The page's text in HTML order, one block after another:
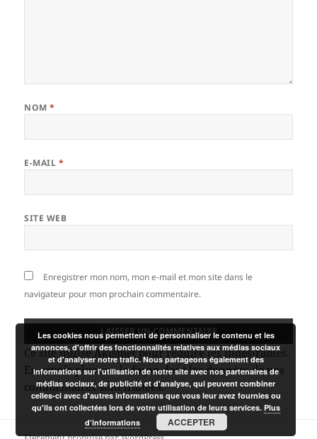
NOM*
E-MAIL *
SITE WEB
Enregistrer mon nom, mon e-mail et mon site dans le
navigateur pour mon prochain commentaire.
Ce site utilise Akismet pour réduire les indésirables.
En savoir plus sur la façon dont les données de vos
commentaires sont traitées.
Les cookies nous permettent de personnaliser le contenu et les
annonces, d'offrir des fonctionnalités relatives aux médias sociaux
et d'analyser notre trafic. Nous partageons également des
informations sur l'utilisation de notre site avec nos partenaires de
médias sociaux, de publicité et d'analyse, qui peuvent combiner
celles-ci avec d'autres informations que vous leur avez fournies ou
qu'ils ont collectées lors de votre utilisation de leurs services. Plus
d’informations
ACCEPTER